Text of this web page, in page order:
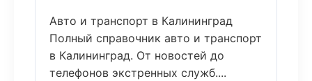
Авто и транспорт в Калининград
Полный справочник авто и транспорт
в Калининград. От новостей до
телефонов экстренных служб....